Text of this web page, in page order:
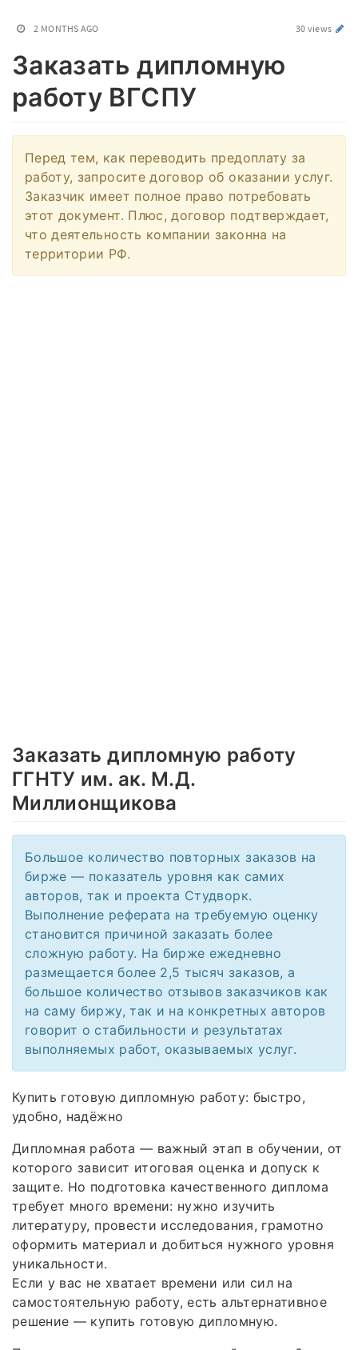
2 MONTHS AGO 30 views
Заказать дипломную
работу ВГСПУ
Перед тем, как переводить предоплату за
работу, запросите договор об оказании услуг.
Заказчик имеет полное право потребовать
этот документ. Плюс, договор подтверждает,
что деятельность компании законна на
территории РФ.
Заказать дипломную работу
ГГНТУ им. ак. М.Д.
Миллионщикова
Большое количество повторных заказов на
бирже — показатель уровня как самих
авторов, так и проекта Студворк.
Выполнение реферата на требуемую оценку
становится причиной заказать более
сложную работу. На бирже ежедневно
размещается более 2,5 тысяч заказов, а
большое количество отзывов заказчиков как
на саму биржу, так и на конкретных авторов
говорит о стабильности и результатах
выполняемых работ, оказываемых услуг.
Купить готовую дипломную работу: быстро,
удобно, надёжно
Дипломная работа — важный этап в обучении, от
которого зависит итоговая оценка и допуск к
защите. Но подготовка качественного диплома
требует много времени: нужно изучить
литературу, провести исследования, грамотно
оформить материал и добиться нужного уровня
уникальности.
Если у вас не хватает времени или сил на
самостоятельную работу, есть альтернативное
решение — купить готовую дипломную.